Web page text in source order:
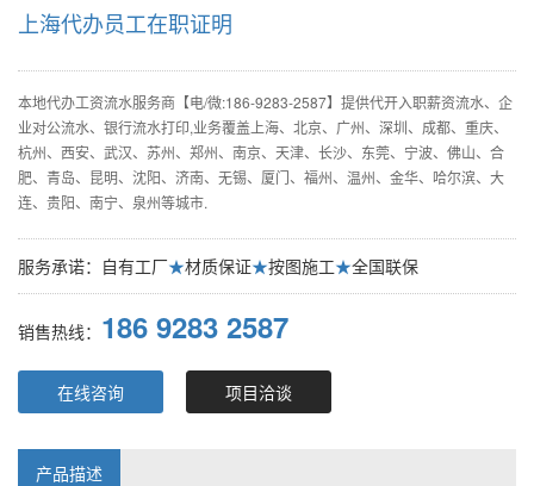
上海代办员工在职证明
本地代办工资流水服务商【电/微:186-9283-2587】提供代开入职薪资流水、企
业对公流水、银行流水打印,业务覆盖上海、北京、广州、深圳、成都、重庆、
杭州、西安、武汉、苏州、郑州、南京、天津、长沙、东莞、宁波、佛山、合
肥、青岛、昆明、沈阳、济南、无锡、厦门、福州、温州、金华、哈尔滨、大
连、贵阳、南宁、泉州等城市.
服务承诺：自有工厂★材质保证★按图施工★全国联保
销售热线： 186 9283 2587
在线咨询 项目洽谈
产品描述